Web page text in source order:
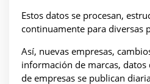
Estos datos se procesan,
continuamente para diversas
Así, nuevas empresas,
información de marcas,
de empresas se publican